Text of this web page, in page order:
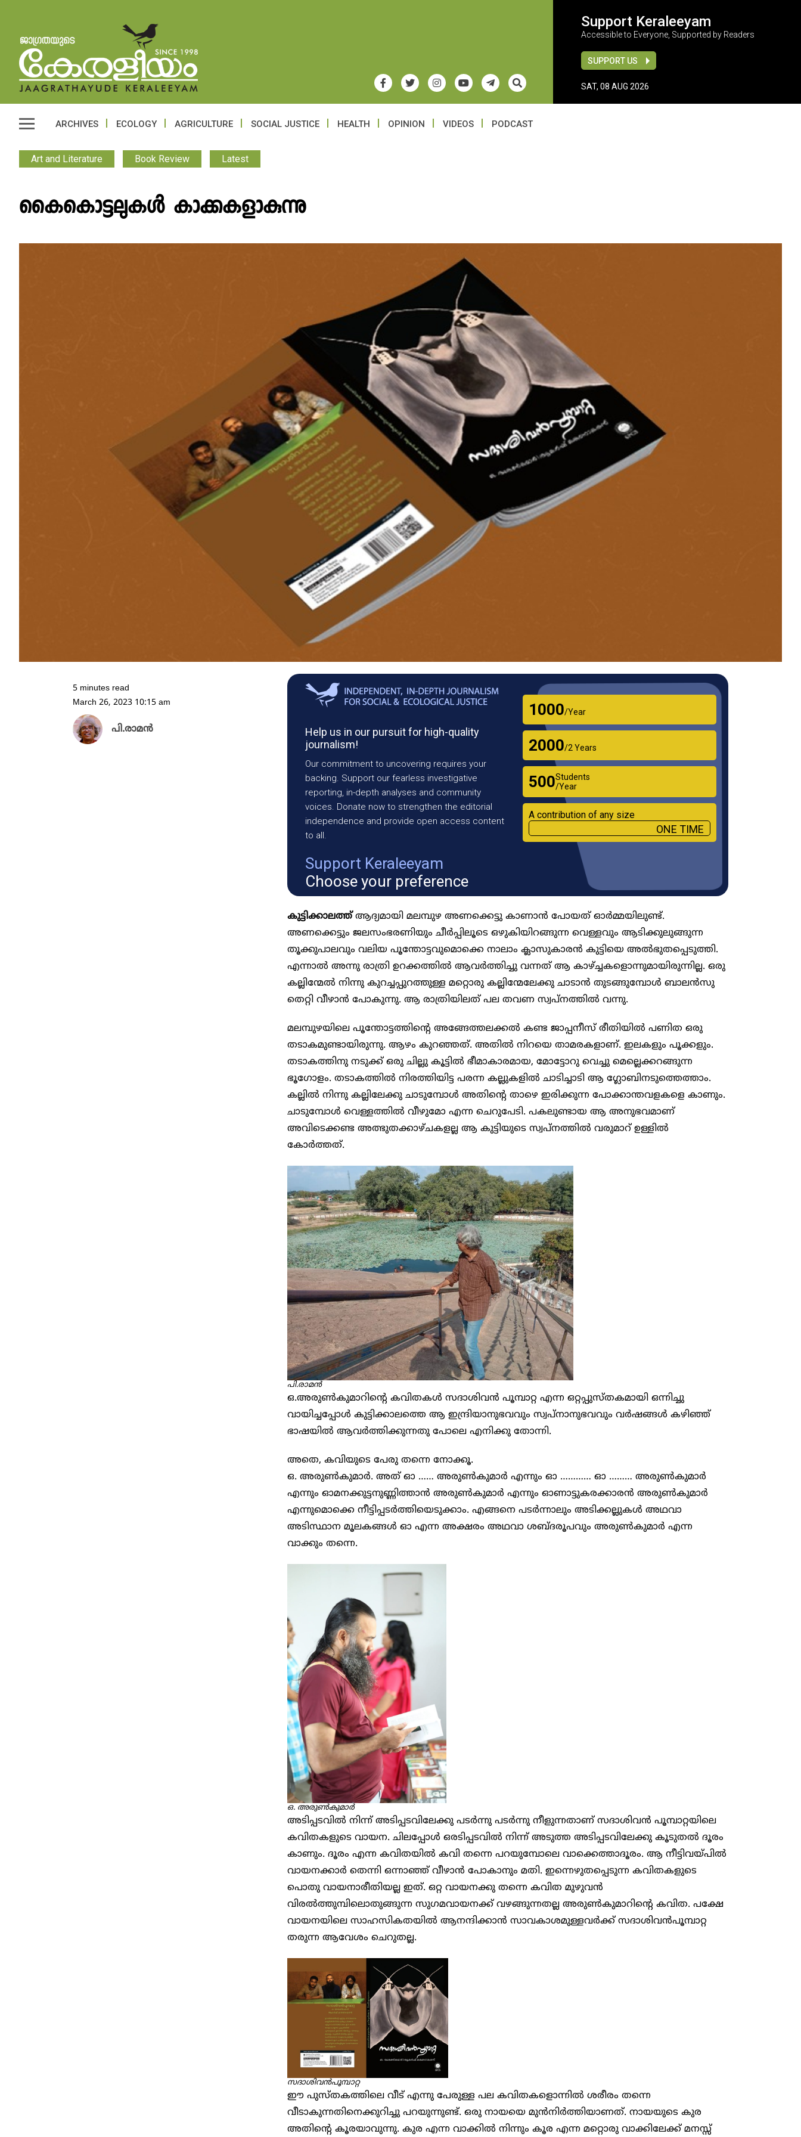
Support Keraleeyam
Accessible to Everyone, Supported by Readers
SUPPORT US
SAT, 08 AUG 2026
ARCHIVES ECOLOGY AGRICULTURE SOCIAL JUSTICE HEALTH OPINION VIDEOS PODCAST
Art and Literature Book Review Latest
കൈകൊട്ടലുകൾ കാക്കകളാകുന്നു
Help us in our pursuit for high-quality
journalism!
Our commitment to uncovering requires your
backing. Support our fearless investigative
reporting, in-depth analyses and community
voices. Donate now to strengthen the editorial
independence and provide open access content
to all.
Support Keraleeyam
Choose your preference
₹1000/Year
₹2000/2 Years
₹500Students
/Year
A contribution of any size
ONE TIME
കുട്ടിക്കാലത്ത്ആദ്യമായി മലമ്പുഴ അണക്കെട്ടു കാണാൻ പോയത് ഓർമ്മയിലുണ്ട്.
അണക്കെട്ടും ജലസംഭരണിയും ചീർപ്പിലൂടെ ഒഴുകിയിറങ്ങുന്ന വെള്ളവും ആടിക്കുലുങ്ങുന്ന
തൂക്കുപാലവും വലിയ പൂന്തോട്ടവുമൊക്കെ നാലാം ക്ലാസുകാരൻ കുട്ടിയെ അൽഭുതപ്പെടുത്തി.
എന്നാൽ അന്നു രാത്രി ഉറക്കത്തിൽ ആവർത്തിച്ചു വന്നത് ആ കാഴ്ച്ചകളൊന്നുമായിരുന്നില്ല. ഒരു
കല്ലിന്മേൽ നിന്നു കുറച്ചപ്പുറത്തുള്ള മറ്റൊരു കല്ലിന്മേലേക്കു ചാടാൻ തുടങ്ങുമ്പോൾ ബാലൻസു
തെറ്റി വീഴാൻ പോകുന്നു. ആ രാത്രിയിലത് പല തവണ സ്വപ്നത്തിൽ വന്നു.
മലമ്പുഴയിലെ പൂന്തോട്ടത്തിന്റെ അങ്ങേത്തലക്കൽ കണ്ട ജാപ്പനീസ് രീതിയിൽ പണിത ഒരു
തടാകമുണ്ടായിരുന്നു. ആഴം കുറഞ്ഞത്. അതിൽ നിറയെ താമരകളാണ്. ഇലകളും പൂക്കളും.
തടാകത്തിനു നടുക്ക് ഒരു ചില്ലു കൂട്ടിൽ ഭീമാകാരമായ, മോട്ടോറു വെച്ചു മെല്ലെക്കറങ്ങുന്ന
ഭൂഗോളം. തടാകത്തിൽ നിരത്തിയിട്ട പരന്ന കല്ലുകളിൽ ചാടിച്ചാടി ആ ഗ്ലോബിനടുത്തെത്താം.
കല്ലിൽ നിന്നു കല്ലിലേക്കു ചാടുമ്പോൾ അതിന്റെ താഴെ ഇരിക്കുന്ന പോക്കാന്തവളകളെ കാണും.
ചാടുമ്പോൾ വെള്ളത്തിൽ വീഴുമോ എന്ന ചെറുപേടി. പകലുണ്ടായ ആ അനുഭവമാണ്
അവിടെക്കണ്ട അത്ഭുതക്കാഴ്ചകളല്ല ആ കുട്ടിയുടെ സ്വപ്നത്തിൽ വരുമാറ് ഉള്ളിൽ
കോർത്തത്.
പി.രാമൻ
ഒ.അരുൺകുമാറിന്റെ കവിതകൾ സദാശിവൻ പൂമ്പാറ്റ എന്ന ഒറ്റപ്പുസ്തകമായി ഒന്നിച്ചു
വായിച്ചപ്പോൾ കുട്ടിക്കാലത്തെ ആ ഇന്ദ്രിയാനുഭവവും സ്വപ്നാനുഭവവും വർഷങ്ങൾ കഴിഞ്ഞ്
ഭാഷയിൽ ആവർത്തിക്കുന്നതു പോലെ എനിക്കു തോന്നി.
അതെ, കവിയുടെ പേരു തന്നെ നോക്കൂ.
ഒ. അരുൺകുമാർ. അത് ഓ …… അരുൺകുമാർ എന്നും ഓ ………… ഓ ……… അരുൺകുമാർ
എന്നും ഓമനക്കുട്ടനുണ്ണിത്താൻ അരുൺകുമാർ എന്നും ഓണാട്ടുകരക്കാരൻ അരുൺകുമാർ
എന്നുമൊക്കെ നീട്ടിപ്പടർത്തിയെടുക്കാം. എങ്ങനെ പടർന്നാലും അടിക്കല്ലുകൾ അഥവാ
അടിസ്ഥാന മൂലകങ്ങൾ ഓ എന്ന അക്ഷരം അഥവാ ശബ്ദരൂപവും അരുൺകുമാർ എന്ന
വാക്കും തന്നെ.
ഒ. അരുൺകുമാർ
അടിപ്പടവിൽ നിന്ന് അടിപ്പടവിലേക്കു പടർന്നു പടർന്നു നീളുന്നതാണ് സദാശിവൻ പൂമ്പാറ്റയിലെ
കവിതകളുടെ വായന. ചിലപ്പോൾ ഒരടിപ്പടവിൽ നിന്ന് അടുത്ത അടിപ്പടവിലേക്കു കൂടുതൽ ദൂരം
കാണും. ദൂരം എന്ന കവിതയിൽ കവി തന്നെ പറയുമ്പോലെ വാക്കെത്താദൂരം. ആ നീട്ടിവയ്പിൽ
വായനക്കാർ തെന്നി ഒന്നാഞ്ഞ് വീഴാൻ പോകാനും മതി. ഇന്നെഴുതപ്പെടുന്ന കവിതകളുടെ
പൊതു വായനാരീതിയല്ല ഇത്. ഒറ്റ വായനക്കു തന്നെ കവിത മുഴുവൻ
വിരൽത്തുമ്പിലൊതുങ്ങുന്ന സുഗമവായനക്ക് വഴങ്ങുന്നതല്ല അരുൺകുമാറിന്റെ കവിത. പക്ഷേ
വായനയിലെ സാഹസികതയിൽ ആനന്ദിക്കാൻ സാവകാശമുള്ളവർക്ക് സദാശിവൻപൂമ്പാറ്റ
തരുന്ന ആവേശം ചെറുതല്ല.
സദാശിവൻപൂമ്പാറ്റ
ഈ പുസ്തകത്തിലെ വീട് എന്നു പേരുള്ള പല കവിതകളൊന്നിൽ ശരീരം തന്നെ
വീടാകുന്നതിനെക്കുറിച്ചു പറയുന്നുണ്ട്. ഒരു നായയെ മുൻനിർത്തിയാണത്. നായയുടെ കുര
അതിന്റെ കൂരയാവുന്നു. കുര എന്ന വാക്കിൽ നിന്നും കൂര എന്ന മറ്റൊരു വാക്കിലേക്ക് മനസ്സ്
5 minutes read
March 26, 2023 10:15 am
പി.രാമൻ